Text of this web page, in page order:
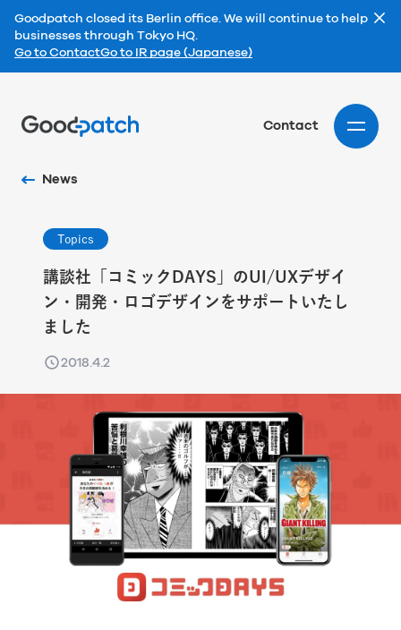
Goodpatch closed its Berlin office. We will continue to help
businesses through Tokyo HQ.
Go to ContactGo to IR page (Japanese)
Contact
News
Topics
講談社「コミックDAYS」のUI/UXデザイ
ン・開発・ロゴデザインをサポートいたし
ました
2018.4.2